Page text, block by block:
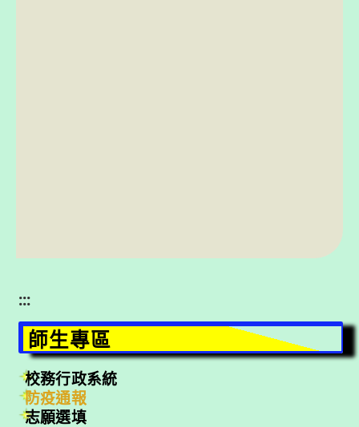
:::
師生專區
校務行政系統
防疫通報
志願選填